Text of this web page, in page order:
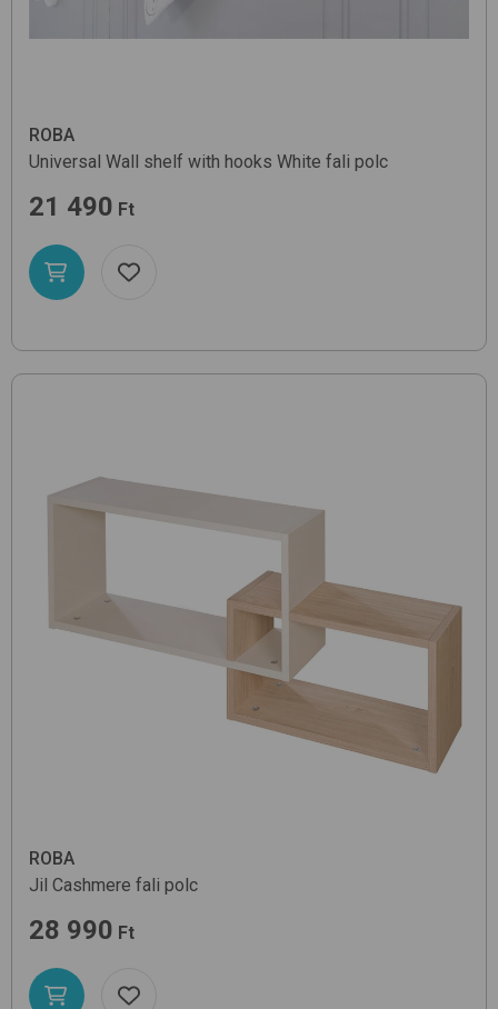
ROBA
Universal Wall shelf with hooks White fali polc
21 490 Ft
ROBA
Jil Cashmere fali polc
28 990 Ft